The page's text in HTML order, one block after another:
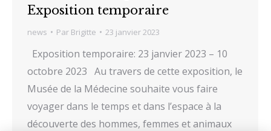
Exposition temporaire
news Par Brigitte 23 janvier 2023
Exposition temporaire: 23 janvier 2023 – 10
octobre 2023 Au travers de cette exposition, le
Musée de la Médecine souhaite vous faire
voyager dans le temps et dans l’espace à la
découverte des hommes, femmes et animaux